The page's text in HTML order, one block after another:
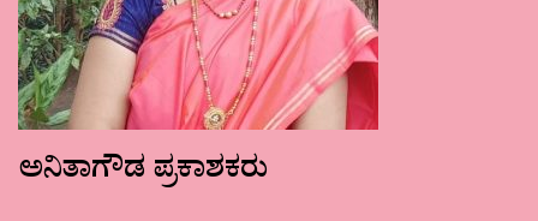
ಅನಿತಾಗೌಡ ಪ್ರಕಾಶಕರು